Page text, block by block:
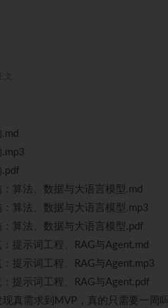
.pdf
算法、数据与大语言模型.md
算法、数据与大语言模型.mp3
算法、数据与大语言模型.pdf
提示词工程、RAG与Agent.md
提示词工程、RAG与Agent.mp3
提示词工程、RAG与Agent.pdf
现真需求到MVP，真的只需要一周